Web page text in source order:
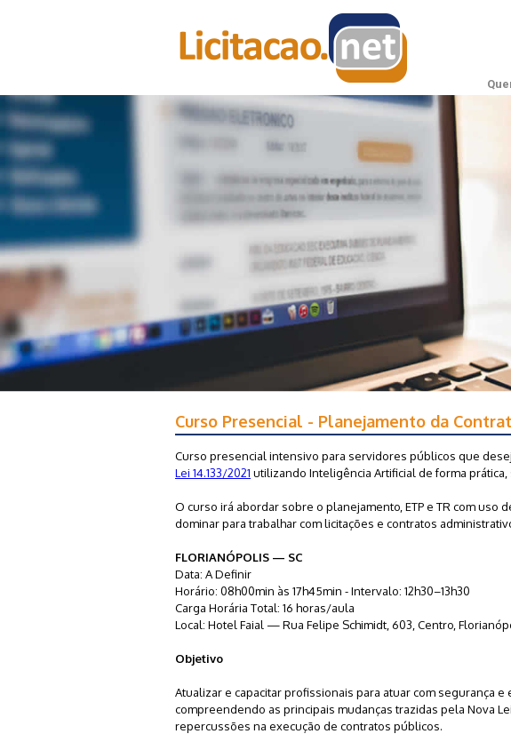
Curso Presencial - Planejamento da
Curso presencial intensivo para servidores públicos que
Lei 14.133/2021 utilizando Inteligência Artificial de forma
O curso irá abordar sobre o planejamento, ETP e TR com uso
dominar para trabalhar com licitações e contratos
FLORIANÓPOLIS — SC
Data: A Definir
Horário: 08h00min às 17h45min - Intervalo: 12h30–13h30
Carga Horária Total: 16 horas/aula
Local: Hotel Faial — Rua Felipe Schimidt, 603, Centro,
Objetivo
Atualizar e capacitar profissionais para atuar com segurança e
compreendendo as principais mudanças trazidas pela Nova Lei
repercussões na execução de contratos públicos.